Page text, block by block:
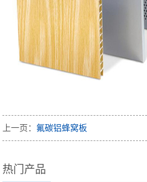
上一页： 氟碳铝蜂窝板
热门产品